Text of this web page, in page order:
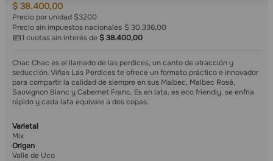
$ 38.400,00
Precio por unidad $3200
Precio sin impuestos nacionales $ 30.336,00
1 cuotas sin interés de $38.400,00
Chac Chac es el llamado de las perdices, un canto de atracción y
seducción. Viñas Las Perdices te ofrece un formato práctico e innovador
para compartir la calidad de siempre en sus Malbec, Malbec Rosé,
Sauvignon Blanc y Cabernet Franc. Es en lata, es eco friendly, se enfría
rápido y cada lata equivale a dos copas.
Varietal
Mix
Origen
Valle de Uco